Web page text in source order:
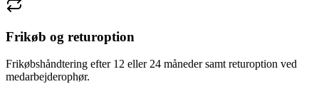
Frikøb og returoption
Frikøbshåndtering efter 12 eller 24 måneder samt returoption ved
medarbejderophør.